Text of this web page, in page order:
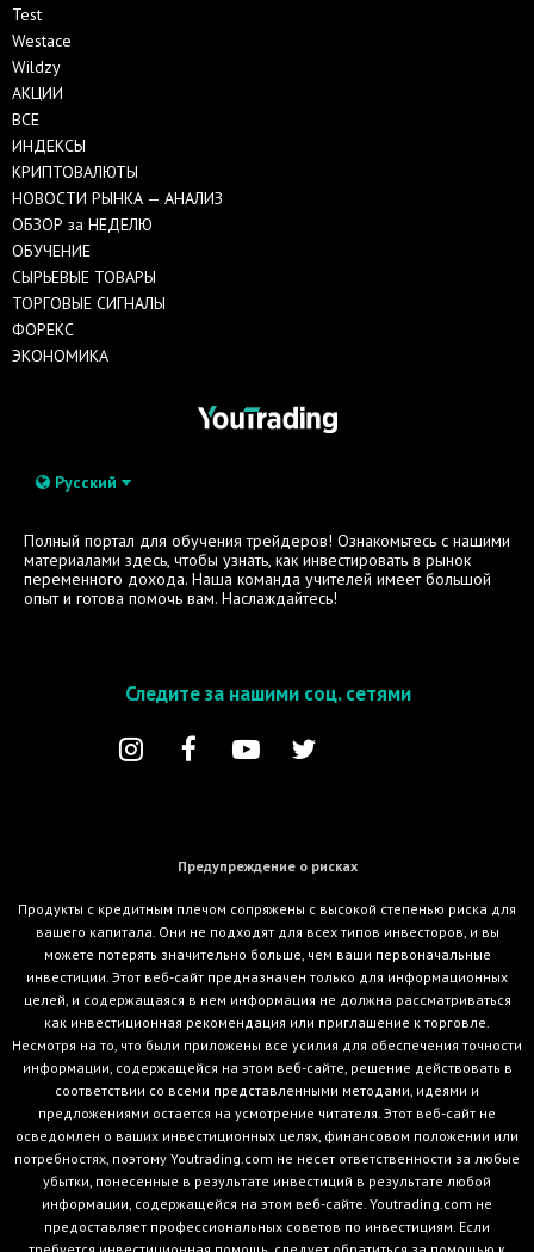
Test
Westace
Wildzy
АКЦИИ
ВСЕ
ИНДЕКСЫ
КРИПТОВАЛЮТЫ
НОВОСТИ РЫНКА — АНАЛИЗ
ОБЗОР за НЕДЕЛЮ
ОБУЧЕНИЕ
СЫРЬЕВЫЕ ТОВАРЫ
ТОРГОВЫЕ СИГНАЛЫ
ФОРЕКС
ЭКОНОМИКА
Русский
Полный портал для обучения трейдеров! Ознакомьтесь с нашими
материалами здесь, чтобы узнать, как инвестировать в рынок
переменного дохода. Наша команда учителей имеет большой
опыт и готова помочь вам. Наслаждайтесь!
Следите за нашими соц. сетями
Предупреждение о рисках
Продукты с кредитным плечом сопряжены с высокой степенью риска для
вашего капитала. Они не подходят для всех типов инвесторов, и вы
можете потерять значительно больше, чем ваши первоначальные
инвестиции. Этот веб-сайт предназначен только для информационных
целей, и содержащаяся в нем информация не должна рассматриваться
как инвестиционная рекомендация или приглашение к торговле.
Несмотря на то, что были приложены все усилия для обеспечения точности
информации, содержащейся на этом веб-сайте, решение действовать в
соответствии со всеми представленными методами, идеями и
предложениями остается на усмотрение читателя. Этот веб-сайт не
осведомлен о ваших инвестиционных целях, финансовом положении или
потребностях, поэтому Youtrading.com не несет ответственности за любые
убытки, понесенные в результате инвестиций в результате любой
информации, содержащейся на этом веб-сайте. Youtrading.com не
предоставляет профессиональных советов по инвестициям. Если